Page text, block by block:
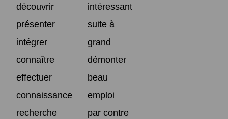
découvrir
intéressant
présenter
suite à
intégrer
grand
connaître
démonter
effectuer
beau
connaissance
emploi
recherche
par contre